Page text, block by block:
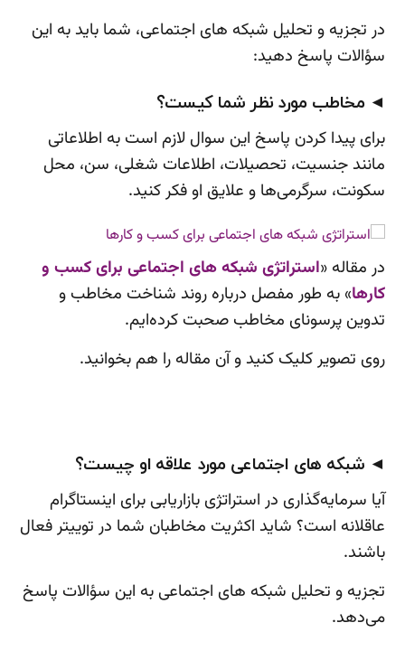
در تجزیه و تحلیل شبکه های اجتماعی، شما باید به این
سؤالات پاسخ دهید:
◄ مخاطب مورد نظر شما کیست؟
برای پیدا کردن پاسخ این سوال لازم است به اطلاعاتی
مانند جنسیت، تحصیلات، اطلاعات شغلی، سن، محل
سکونت، سرگرمی‌ها و علایق او فکر کنید.
در مقاله «استراتژی شبکه های اجتماعی برای کسب و
کارها» به طور مفصل درباره روند شناخت مخاطب و
تدوین پرسونای مخاطب صحبت کرده‌ایم.
روی تصویر کلیک کنید و آن مقاله را هم بخوانید.
◄ شبکه ‌های اجتماعی مورد علاقه او چیست؟
آیا سرمایه‌گذاری در استراتژی بازاریابی برای اینستاگرام
عاقلانه است؟ شاید اکثریت مخاطبان شما در توییتر فعال
باشند.
تجزیه و تحلیل شبکه های اجتماعی به این سؤالات پاسخ
می‌دهد.